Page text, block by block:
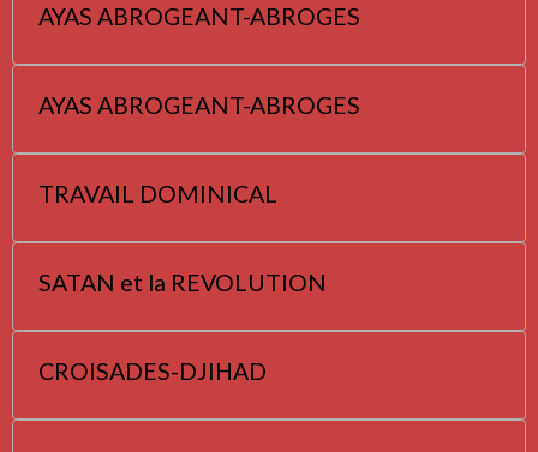
AYAS ABROGEANT-ABROGES
AYAS ABROGEANT-ABROGES
TRAVAIL DOMINICAL
SATAN et la REVOLUTION
CROISADES-DJIHAD